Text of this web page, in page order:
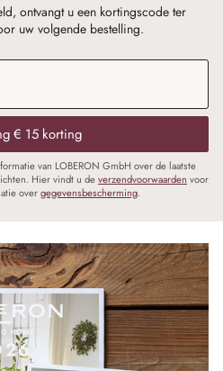
ontvangt u een kortingscode ter
uw volgende bestelling.
€ 15 korting
van LOBERON GmbH over de laatste
Hier vindt u deverzendvoorwaarden voor
overgegevensbescherming.